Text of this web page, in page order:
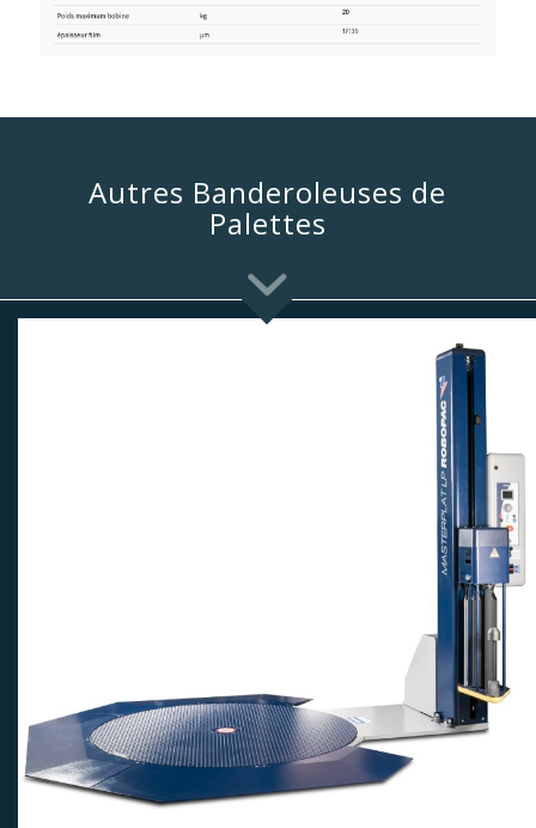
Autres Banderoleuses de
Palettes